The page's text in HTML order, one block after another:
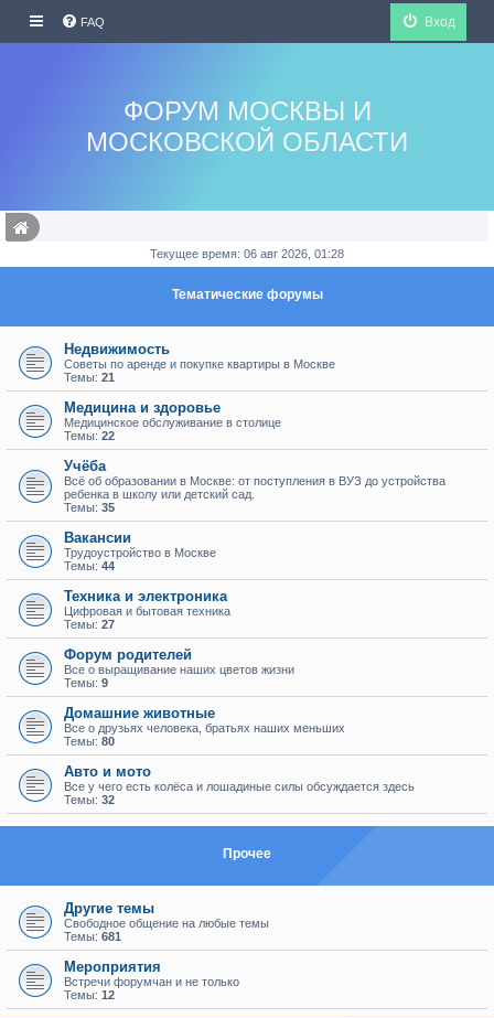
FAQ Вход
ФОРУМ МОСКВЫ И
МОСКОВСКОЙ ОБЛАСТИ
Текущее время: 06 авг 2026, 01:28
Тематические форумы
Недвижимость
Советы по аренде и покупке квартиры в Москве
Темы: 21
Медицина и здоровье
Медицинское обслуживание в столице
Темы: 22
Учёба
Всё об образовании в Москве: от поступления в ВУЗ до устройства
ребенка в школу или детский сад.
Темы: 35
Вакансии
Трудоустройство в Москве
Темы: 44
Техника и электроника
Цифровая и бытовая техника
Темы: 27
Форум родителей
Все о выращивание наших цветов жизни
Темы: 9
Домашние животные
Все о друзьях человека, братьях наших меньших
Темы: 80
Авто и мото
Все у чего есть колёса и лошадиные силы обсуждается здесь
Темы: 32
Прочее
Другие темы
Свободное общение на любые темы
Темы: 681
Мероприятия
Встречи форумчан и не только
Темы: 12